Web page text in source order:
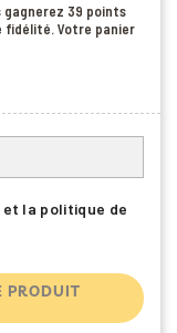
39 points
fidélité. Votre panier
la politique de
PRODUIT